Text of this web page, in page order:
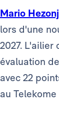
Mario
lors d'une
2027. L'ailier
évaluation
avec 22
au